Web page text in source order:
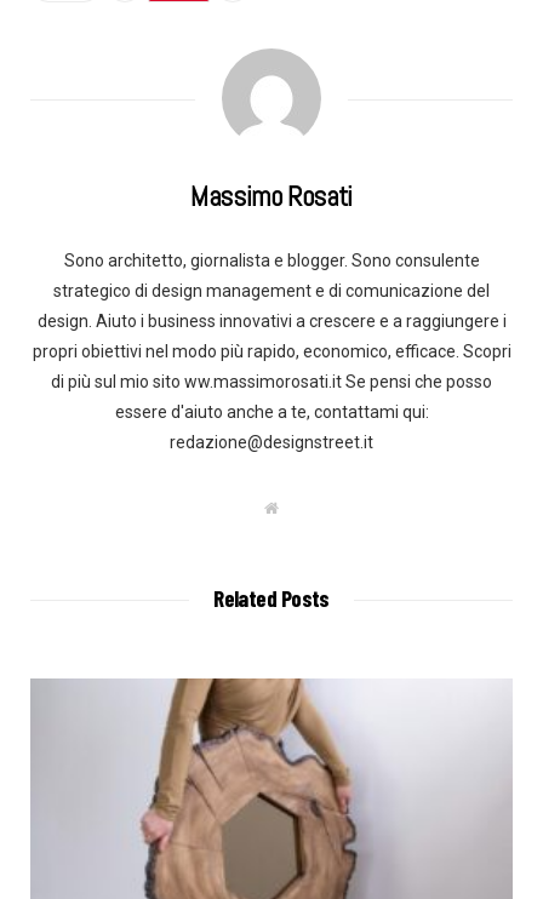
Massimo Rosati
Sono architetto, giornalista e blogger. Sono consulente
strategico di design management e di comunicazione del
design. Aiuto i business innovativi a crescere e a raggiungere i
propri obiettivi nel modo più rapido, economico, efficace. Scopri
di più sul mio sito ww.massimorosati.it Se pensi che posso
essere d'aiuto anche a te, contattami qui:
redazione@designstreet.it
W
Related Posts